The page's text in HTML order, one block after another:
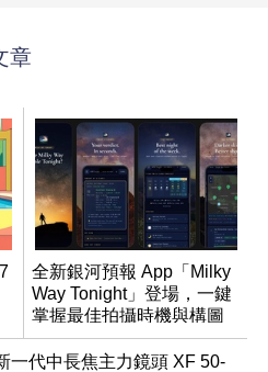
章
全新銀河預報 App「Milky
Way Tonight」登場，一鍵
掌握最佳拍攝時機與構圖
一代中長焦主力鏡頭 XF 50-